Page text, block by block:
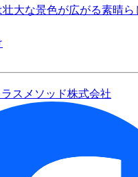
大な景色が広がる素晴ら
スメソッド株式会社